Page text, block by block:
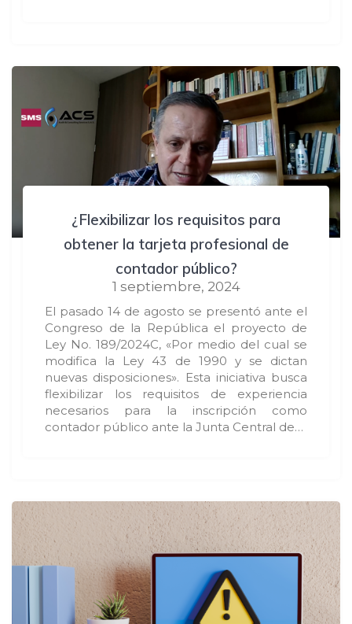
¿Flexibilizar los requisitos para
obtener la tarjeta profesional de
contador público?
1 septiembre, 2024
El pasado 14 de agosto se presentó ante el
Congreso de la República el proyecto de
Ley No. 189/2024C, «Por medio del cual se
modifica la Ley 43 de 1990 y se dictan
nuevas disposiciones». Esta iniciativa busca
flexibilizar los requisitos de experiencia
necesarios para la inscripción como
contador público ante la Junta Central de…